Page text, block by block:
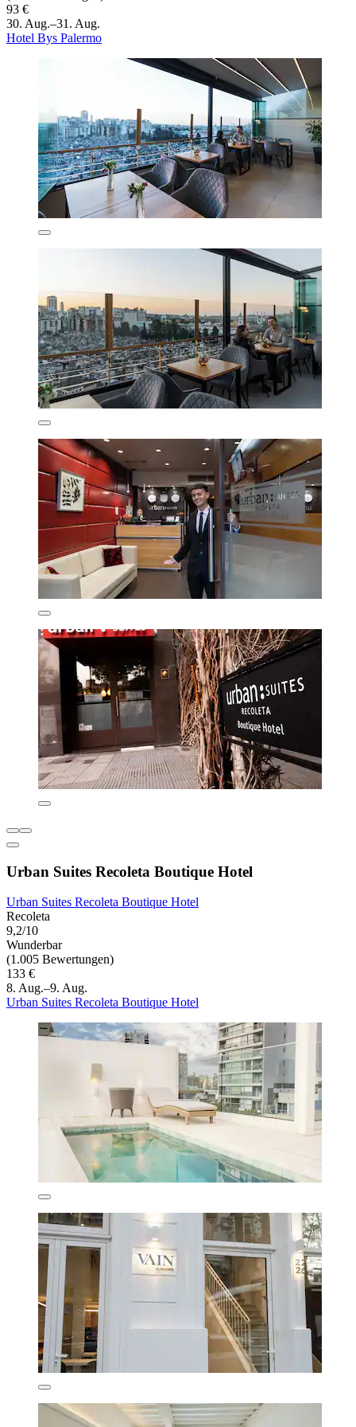
93 €
30. Aug.–31. Aug.
Hotel Bys Palermo
Urban Suites Recoleta Boutique Hotel
Urban Suites Recoleta Boutique Hotel
Recoleta
9,2/10
Wunderbar
(1.005 Bewertungen)
133 €
8. Aug.–9. Aug.
Urban Suites Recoleta Boutique Hotel